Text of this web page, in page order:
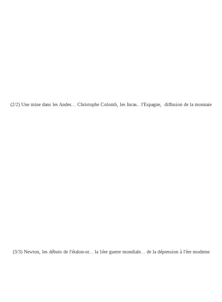
(2/2) Une mine dans les Andes... Christophe Colomb, les Incas.. l'Espagne, diffusion de la monnaie
(3/3) Newton, les débuts de l'étalon-or... la 1ère guerre mondiale... de la dépression à l'ère moderne